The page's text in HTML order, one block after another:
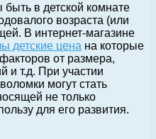
в детской комнате
возраста (или
В интернет-магазине
детские цена на которые
от размера,
и т.д. При участии
могут стать
не только
для его развития.